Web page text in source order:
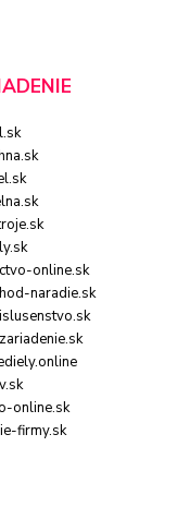
online.sk
naradie.sk
online.sk
firmy.sk